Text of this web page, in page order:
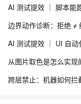
边界动作诊断：拒绝 ≠
从图片取色是怎么实
跨层禁止：机器如何拦